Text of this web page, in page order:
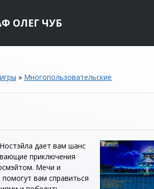
ОЛЕГ ЧУБ
» Многопользовательские
дает вам шанс
приключения
Мечи и
вам справиться